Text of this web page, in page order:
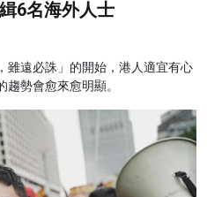
6名海外人士
雖遠必誅」的開始，港人適宜有心
勢會愈來愈明顯。